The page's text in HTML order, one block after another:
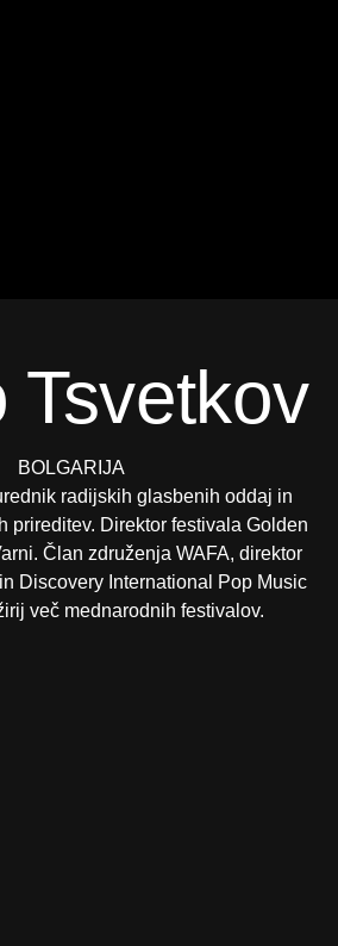
Tsvetkov
BOLGARIJA
radijskih glasbenih oddaj in
prireditev. Direktor festivala Golden
Član združenja WAFA, direktor
Discovery International Pop Music
več mednarodnih festivalov.